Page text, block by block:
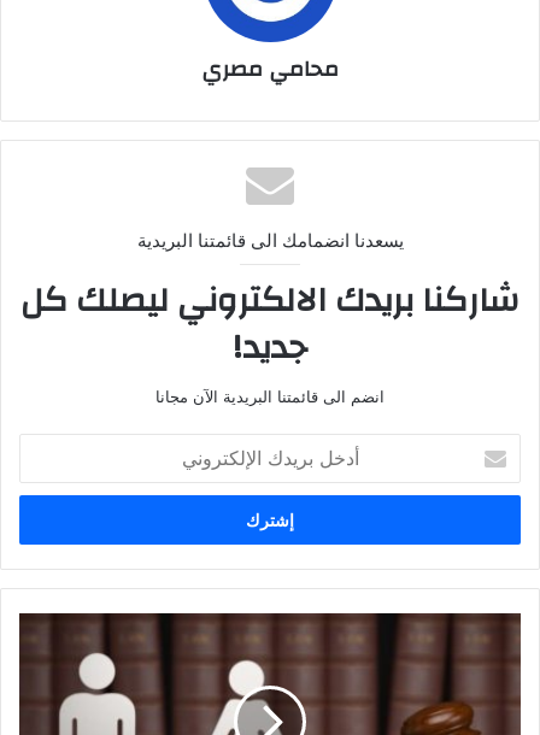
محامي مصري
يسعدنا انضمامك الى قائمتنا البريدية
شاركنا بريدك الالكتروني ليصلك كل
جديد!
انضم الى قائمتنا البريدية الآن مجانا
بريدك
الإلكتروني
ماذا
عند